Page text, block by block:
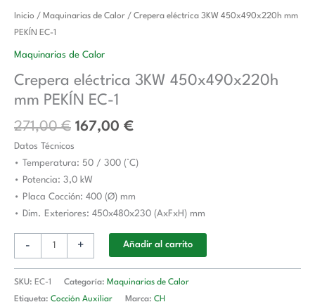
Inicio / Maquinarias de Calor / Crepera eléctrica 3KW 450x490x220h mm
PEKÍN EC-1
Maquinarias de Calor
Crepera eléctrica 3KW 450x490x220h
mm PEKÍN EC-1
271,00€
El
original
271,00 €.
167,00 €
El
167,00 €.
Datos Técnicos
• Temperatura: 50 / 300 (°C)
• Potencia: 3,0 kW
• Placa Cocción: 400 (Ø) mm
• Dim. Exteriores: 450x480x230 (AxFxH) mm
-
Crepera
eléctrica
3KW
mm
PEKÍN
1
cantidad
+ Añadir al carrito
SKU: EC-1 Categoría: Maquinarias de Calor
Etiqueta: Cocción Auxiliar Marca: CH